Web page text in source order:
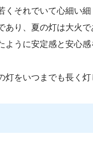
くそれでいて心細い
あり、夏の灯は大火
ように安定感と安心
灯をいつまでも長く